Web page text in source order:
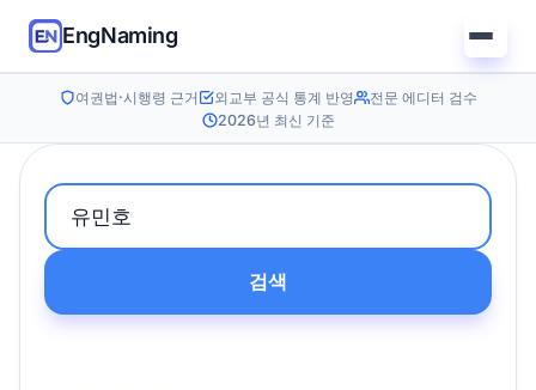
EngNaming
여권법·시행령 근거 외교부 공식 통계 반영
전문 에디터 검수
2026년 최신 기준
검색